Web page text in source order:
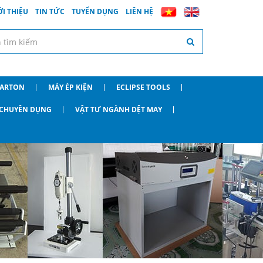
THIỆU TIN TỨC TUYỂN DỤNG LIÊN HỆ
MÁY ÉP KIỆN ECLIPSE TOOLS
DỤNG VẬT TƯ NGÀNH DỆT MAY